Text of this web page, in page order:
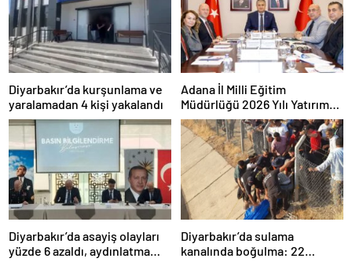
Diyarbakır’da kurşunlama ve
yaralamadan 4 kişi yakalandı
Adana İl Milli Eğitim
Müdürlüğü 2026 Yılı Yatırım
Programı değerlendirildi
Diyarbakır’da asayiş olayları
yüzde 6 azaldı, aydınlatma
Diyarbakır’da sulama
kanalında boğulma: 22